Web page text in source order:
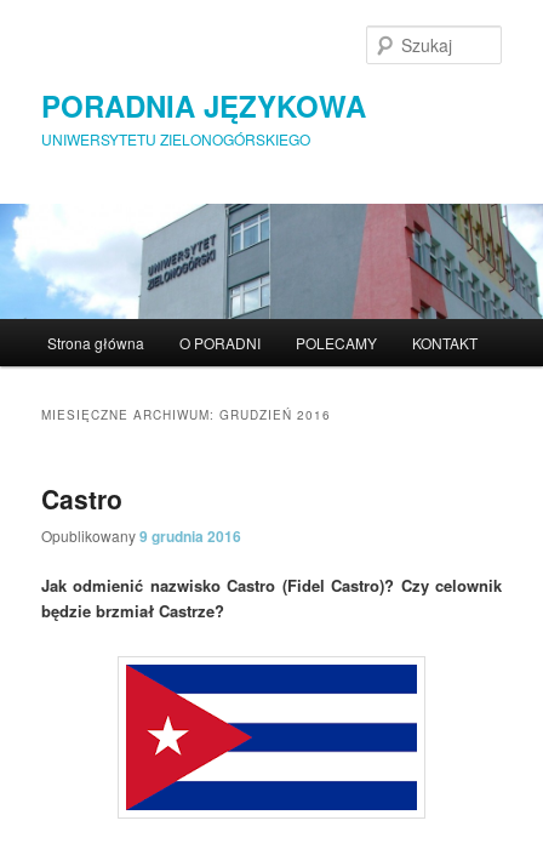
PORADNIA JĘZYKOWA
UNIWERSYTETU ZIELONOGÓRSKIEGO
Przeskocz do tekstu
Przeskocz do widgetów
Strona główna O PORADNI POLECAMY KONTAKT
MIESIĘCZNE ARCHIWUM:GRUDZIEŃ 2016
Castro
Opublikowany9 grudnia 2016
Jak odmienić nazwisko Castro (Fidel Castro)? Czy celownik
będzie brzmiał Castrze?